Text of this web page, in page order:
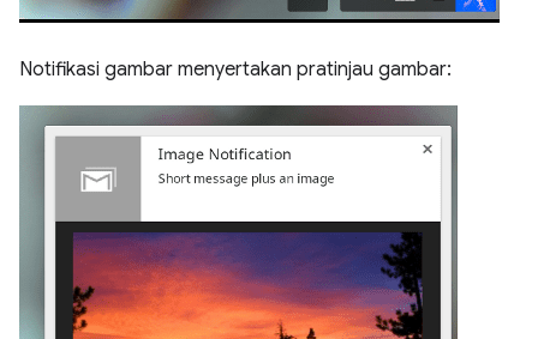
Notifikasi gambar menyertakan pratinjau gambar: